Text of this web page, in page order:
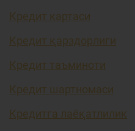
Кредит картаси
Кредит қарздорлиги
Кредит таъминоти
Кредит шартномаси
Кредитга лаёқатлилик